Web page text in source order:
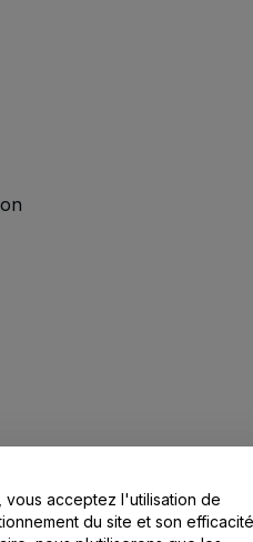
Nous contacter
vous acceptez l'utilisation de
du site et son efficacité